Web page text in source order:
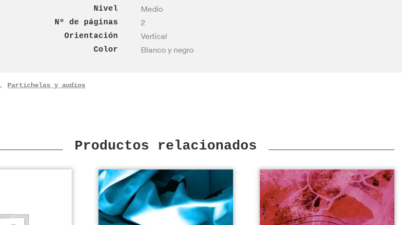
Nivel
Medio
Nº de páginas
2
Orientación
Vertical
Color
Blanco y negro
, Partichelas y audios
Productos relacionados